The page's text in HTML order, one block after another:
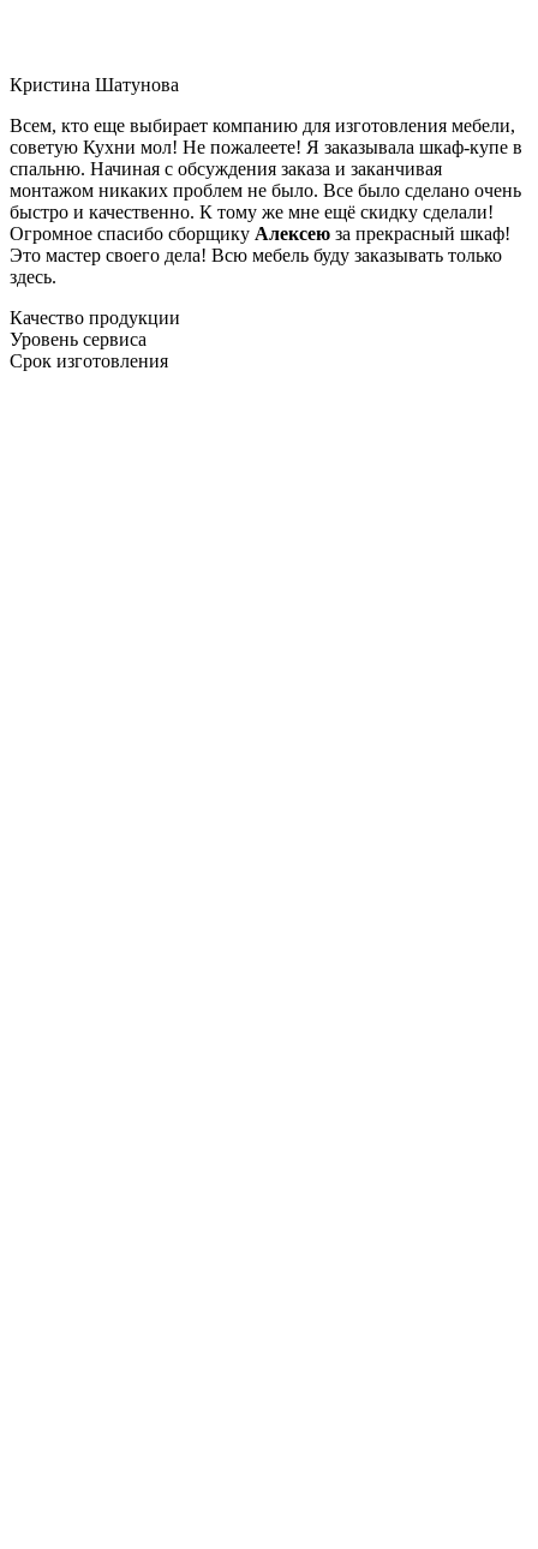
Кристина Шатунова
Всем, кто еще выбирает компанию для изготовления мебели,
советую Кухни мол! Не пожалеете! Я заказывала шкаф-купе в
спальню. Начиная с обсуждения заказа и заканчивая
монтажом никаких проблем не было. Все было сделано очень
быстро и качественно. К тому же мне ещё скидку сделали!
Огромное спасибо сборщику Алексею за прекрасный шкаф!
Это мастер своего дела! Всю мебель буду заказывать только
здесь.
Качество продукции
Уровень сервиса
Срок изготовления